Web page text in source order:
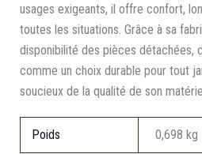
usages exigeants, il offre confort,
toutes les situations. Grâce à sa
disponibilité des pièces détachées,
comme un choix durable pour tout
soucieux de la qualité de son
Poids 0,698 kg